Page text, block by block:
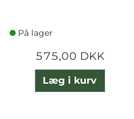
På lager
575,00 DKK
Læg i kurv